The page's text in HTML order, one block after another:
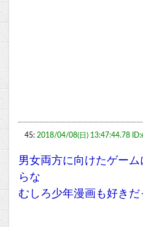
45: 2018/04/08(日) 13:47:44.78
男女両方に向けたゲー
らな
むしろ少年漫画も好きだ